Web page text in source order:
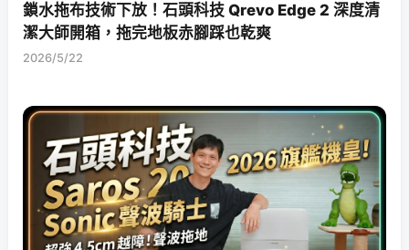
鎖水拖布技術下放！石頭科技 Qrevo Edge 2 深度清
潔大師開箱，拖完地板赤腳踩也乾爽
2026/5/22